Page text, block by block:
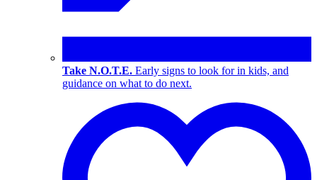
Take N.O.T.E. Early signs to look for in kids, and
guidance on what to do next.